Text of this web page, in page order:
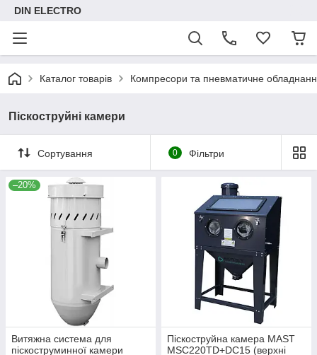
DIN ELECTRO
Каталог товарів Компресори та пневматичне
Піскоструйні камери
Сортування 0 Фільтри
–20%
Витяжна система для
піскоструминної камери
Піскоструйна камера MAST
MSC220TD+DC15 (верхні